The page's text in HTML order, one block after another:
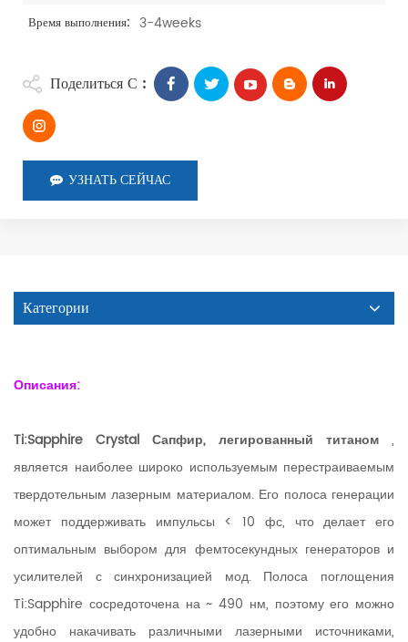
Время выполнения: 3-4weeks
Поделиться С :
УЗНАТЬ СЕЙЧАС
Категории
Описания:
Ti:Sapphire Crystal Сапфир, легированный титаном ,
является наиболее широко используемым перестраиваемым
твердотельным лазерным материалом. Его полоса генерации
может поддерживать импульсы < 10 фс, что делает его
оптимальным выбором для фемтосекундных генераторов и
усилителей с синхронизацией мод. Полоса поглощения
Ti:Sapphire сосредоточена на ~ 490 нм, поэтому его можно
удобно накачивать различными лазерными источниками,